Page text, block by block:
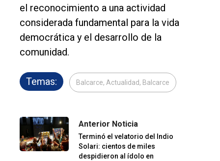
el reconocimiento a una actividad
considerada fundamental para la vida
democrática y el desarrollo de la
comunidad.
Temas: Balcarce, Actualidad, Balcarce
Anterior Noticia
Terminó el velatorio del Indio
Solari: cientos de miles
despidieron al ídolo en